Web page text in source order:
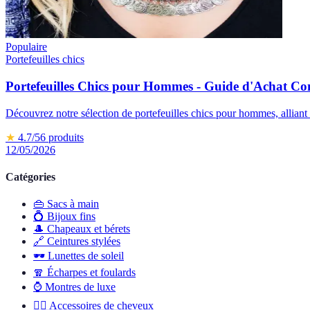
Populaire
Portefeuilles chics
Portefeuilles Chics pour Hommes - Guide d'Achat
Découvrez notre sélection de portefeuilles chics pour hommes,
★ 4.7/56 produits
12/05/2026
Catégories
👜 Sacs à main
💍 Bijoux fins
🎩 Chapeaux et bérets
🔗 Ceintures stylées
🕶️ Lunettes de soleil
🧣 Écharpes et foulards
⌚ Montres de luxe
💇‍♀️ Accessoires de cheveux